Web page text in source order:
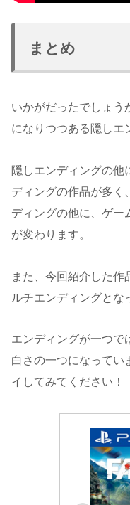
まとめ
いかがだったでしょう
になりつつある隠しエ
隠しエンディングの他
ディングの作品が多く
ディングの他に、ゲー
が変わります。
また、今回紹介した作
ルチエンディングとな
エンディングが一つで
白さの一つになってい
イしてみてください！